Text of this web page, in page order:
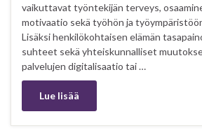
vaikuttavat työntekijän terveys,
motivaatio sekä työhön ja
Lisäksi henkilökohtaisen elämän
suhteet sekä yhteiskunnalliset
palvelujen digitalisaatio tai …
Lue lisää